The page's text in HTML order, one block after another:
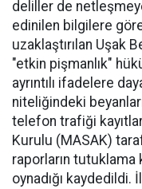
deliller de
edinilen bilgilere
uzaklaştırılan Uşak
"etkin pişmanlık"
ayrıntılı ifadelere
niteliğindeki
telefon trafiği
Kurulu (MASAK)
raporların tutuklama
oynadığı kaydedildi.